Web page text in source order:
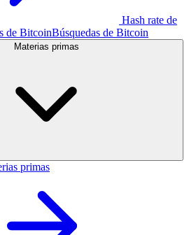
Hash rate de
de BitcoinBúsquedas de Bitcoin
primas